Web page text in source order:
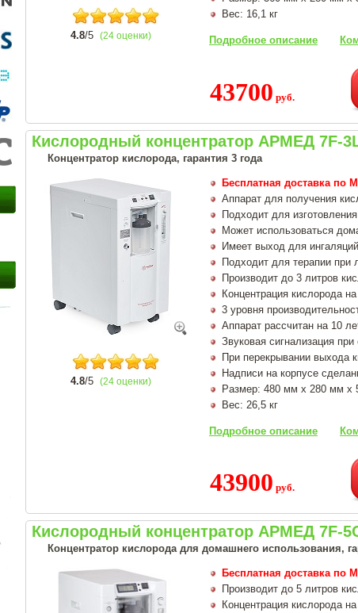
4.8/5 (24 оценки)
Вес: 16,1 кг
Подробное описание
43700 руб.
Кислородный концентратор АРМЕД 7F-
Концентратор кислорода, гарантия 3 года
4.8/5 (24 оценки)
Бесплатная доставка по
Аппарат для получения
Подходит для
Может использоваться
Имеет выход для ингаляций
Подходит для терапии при
Производит до 3 литров
Концентрация кислорода
3 уровня
Аппарат рассчитан на 10
Звуковая сигнализация
При перекрывании выхода
Надписи на корпусе
Размер: 480 мм х 280 мм х
Вес: 26,5 кг
Подробное описание
43900 руб.
Кислородный концентратор АРМЕД 7F-
Концентратор кислорода для домашнего использования,
Бесплатная доставка по
Производит до 5 литров
Концентрация кислорода